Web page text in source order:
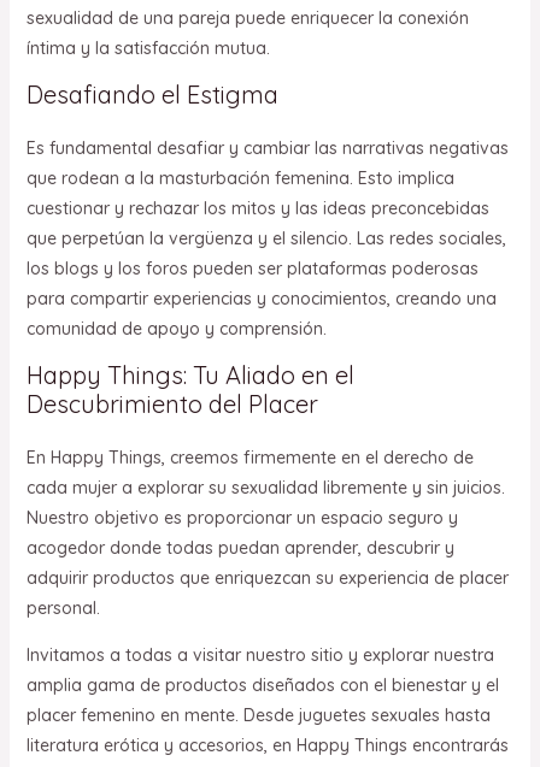
sexualidad de una pareja puede enriquecer la conexión
íntima y la satisfacción mutua.
Desafiando el Estigma
Es fundamental desafiar y cambiar las narrativas negativas
que rodean a la masturbación femenina. Esto implica
cuestionar y rechazar los mitos y las ideas preconcebidas
que perpetúan la vergüenza y el silencio. Las redes sociales,
los blogs y los foros pueden ser plataformas poderosas
para compartir experiencias y conocimientos, creando una
comunidad de apoyo y comprensión.
Happy Things: Tu Aliado en el
Descubrimiento del Placer
En Happy Things, creemos firmemente en el derecho de
cada mujer a explorar su sexualidad libremente y sin juicios.
Nuestro objetivo es proporcionar un espacio seguro y
acogedor donde todas puedan aprender, descubrir y
adquirir productos que enriquezcan su experiencia de placer
personal.
Invitamos a todas a visitar nuestro sitio y explorar nuestra
amplia gama de productos diseñados con el bienestar y el
placer femenino en mente. Desde juguetes sexuales hasta
literatura erótica y accesorios, en Happy Things encontrarás